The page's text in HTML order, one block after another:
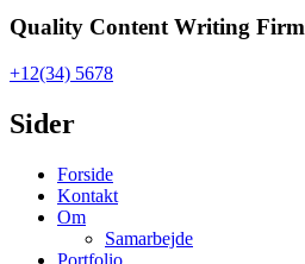
Quality Content Writing Firm
+12(34) 5678
Sider
Forside
Kontakt
Om
Samarbejde
Portfolio